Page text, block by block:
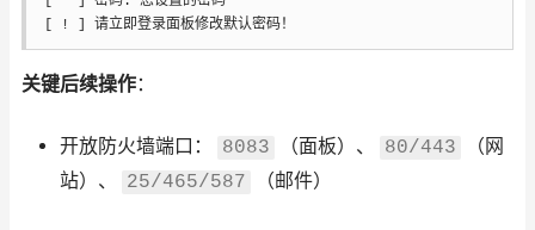
[ ! ] 请立即登录面板修改默认密码！
关键后续操作：
开放防火墙端口： 8083 （面板）、 80/443
（网
站）、
25/465/587 （邮件）